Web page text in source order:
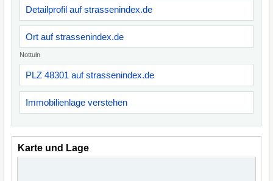
Detailprofil auf strassenindex.de
Ort auf strassenindex.de
Nottuln
PLZ 48301 auf strassenindex.de
Immobilienlage verstehen
Karte und Lage